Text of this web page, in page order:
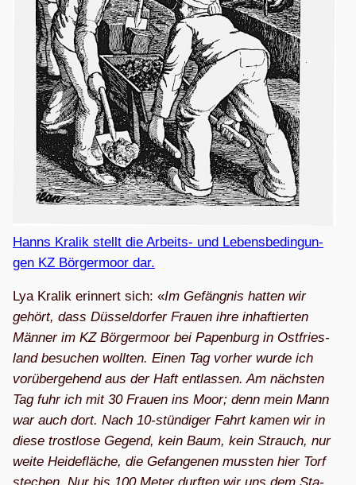
Hanns Kra­lik stellt die Arbeits- und Lebens­be­din­gun­
gen KZ Bör­ger­moor dar.
Lya Kra­lik erin­nert sich: «Im Gefäng­nis hat­ten wir
gehört, dass Düs­sel­dor­fer Frauen ihre inhaf­tier­ten
Män­ner im KZ Bör­ger­moor bei Papen­burg in Ost­fries­
land besu­chen woll­ten. Einen Tag vor­her wurde ich
vor­über­ge­hend aus der Haft ent­las­sen. Am nächs­ten
Tag fuhr ich mit 30 Frauen ins Moor; denn mein Mann
war auch dort. Nach 10-stün­di­ger Fahrt kamen wir in
diese trost­lose Gegend, kein Baum, kein Strauch, nur
weite Hei­de­flä­che, die Gefan­ge­nen muss­ten hier Torf